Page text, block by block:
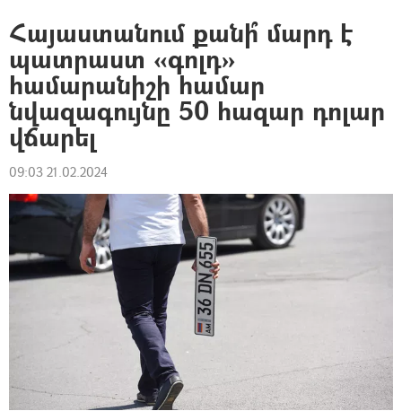
Հայաստանում քանի՞ մարդ է
պատրաստ «գոլդ»
համարանիշի համար
նվազագույնը 50 հազար դոլար
վճարել
09:03 21.02.2024